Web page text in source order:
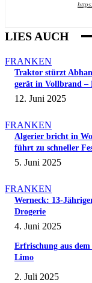
LIES AUCH
FRANKEN
Traktor stürzt
gerät in Vollbrand –
12. Juni 2025
FRANKEN
Algerier bricht in
führt zu schneller
5. Juni 2025
FRANKEN
Werneck: 13-
Drogerie
4. Juni 2025
Erfrischung aus
Limo
2. Juli 2025